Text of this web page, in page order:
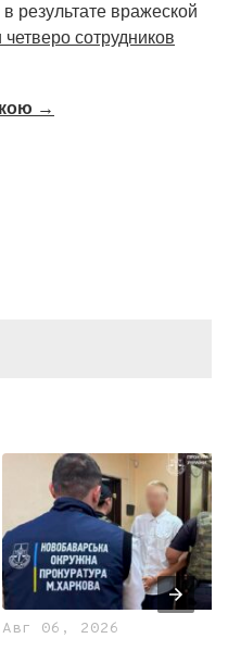
результате вражеской
сотрудников
→
Авг 06, 2026